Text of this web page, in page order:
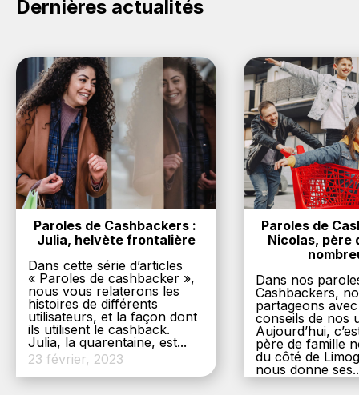
Dernières actualités
Paroles de Cashbackers :
Julia, helvète frontalière
Dans cette série d’articles
« Paroles de cashbacker »,
nous vous relaterons les
histoires de différents
utilisateurs, et la façon dont
ils utilisent le cashback.
Julia, la quarentaine, est...
23 février, 2023
Paroles de
Nicolas, père
Dans nos
Cashbackers,
partageons
conseils de nos
Aujourd’hui,
père de famille
du côté de
nous donne
6 décembre,